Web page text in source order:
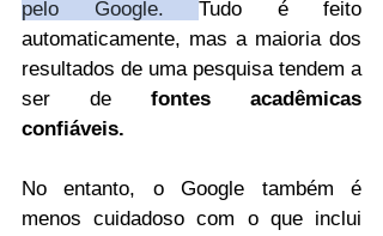
pelo Google. Tudo é feito
automaticamente, mas a maioria dos
resultados de uma pesquisa tendem a
ser de fontes acadêmicas
confiáveis.
No entanto, o Google também é
menos cuidadoso com o que inclui